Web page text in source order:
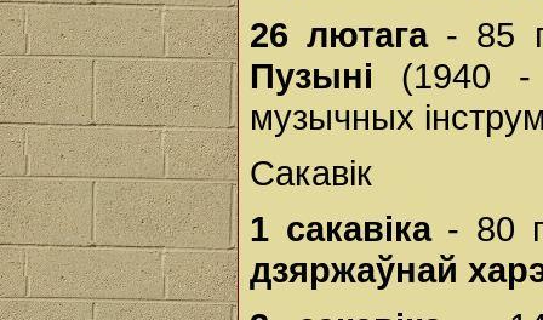
26 лютага- 85
Пузыні (1940 -
музычных
Сакавік
1 сакавіка- 80
дзяржаўнай